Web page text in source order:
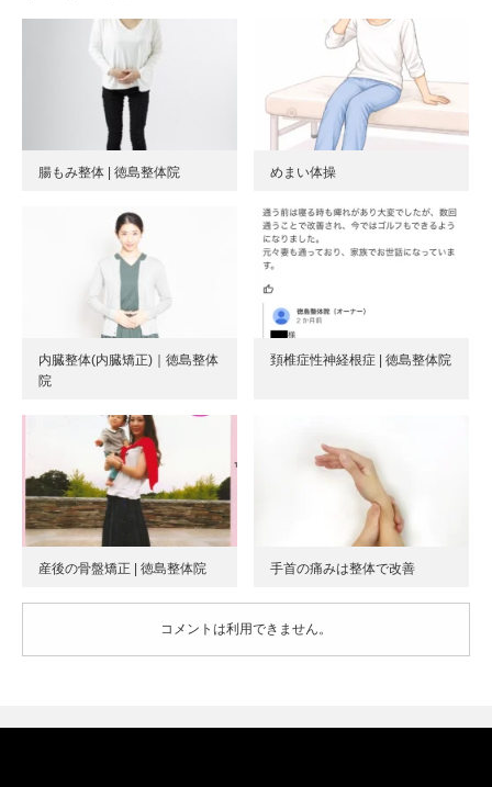
腸もみ整体 | 徳島整体院 めまい体操
内臓整体(内臓矯正)｜徳島整体
院
頚椎症性神経根症 | 徳島整体院
産後の骨盤矯正 | 徳島整体院 手首の痛みは整体で改善
コメントは利用できません。